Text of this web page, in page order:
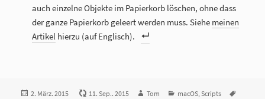
auch einzelne Objekte im Papierkorb löschen, ohne dass
der ganze Papierkorb geleert werden muss. Siehe meinen
Artikel hierzu (auf Englisch).
Veröffentlicht
2. März. 2015 11. Sep.. 2015 Autor
Tom Kategorien
macOS,Scripts